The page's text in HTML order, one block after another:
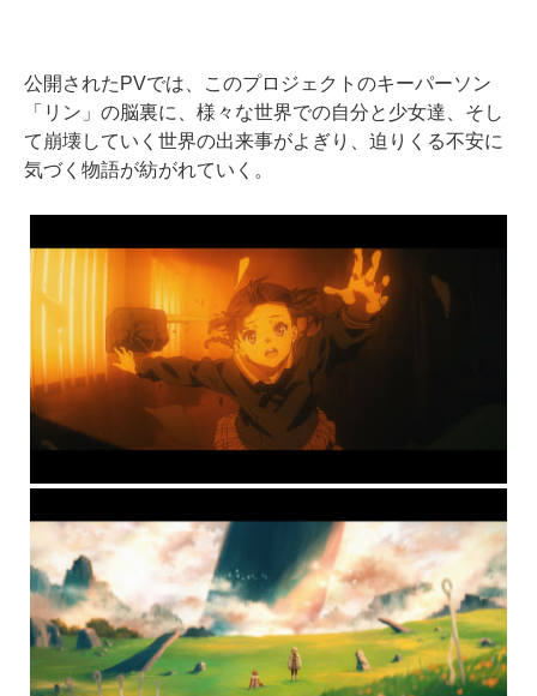
公開されたPVでは、このプロジェクトのキーパーソン
「リン」の脳裏に、様々な世界での自分と少女達、そし
て崩壊していく世界の出来事がよぎり、迫りくる不安に
気づく物語が紡がれていく。